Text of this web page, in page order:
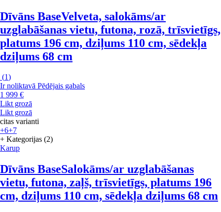
Dīvāns BaseVelveta, salokāms/ar
uzglabāšanas vietu, futona, rozā, trīsvietīgs,
platums 196 cm, dziļums 110 cm, sēdekļa
dziļums 68 cm
(1)
Ir noliktavā Pēdējais gabals
1 999 €
Likt grozā
Likt grozā
citas varianti
+6+7
+ Kategorijas (2)
Karup
Dīvāns BaseSalokāms/ar uzglabāšanas
vietu, futona, zaļš, trīsvietīgs, platums 196
cm, dziļums 110 cm, sēdekļa dziļums 68 cm